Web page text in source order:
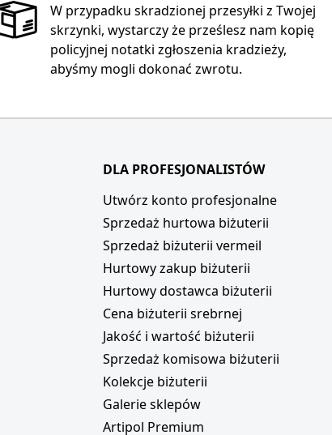
W przypadku skradzionej przesyłki z Twojej
skrzynki, wystarczy że prześlesz nam kopię
policyjnej notatki zgłoszenia kradzieży,
abyśmy mogli dokonać zwrotu.
DLA PROFESJONALISTÓW
Utwórz konto profesjonalne
Sprzedaż hurtowa biżuterii
Sprzedaż biżuterii vermeil
Hurtowy zakup biżuterii
Hurtowy dostawca biżuterii
Cena biżuterii srebrnej
Jakość i wartość biżuterii
Sprzedaż komisowa biżuterii
Kolekcje biżuterii
Galerie sklepów
Artipol Premium